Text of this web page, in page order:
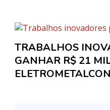
TRABALHOS
GANHAR R$ 21
ELETROMETALCON